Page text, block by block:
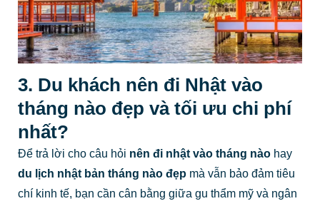
3. Du khách nên đi Nhật vào
tháng nào đẹp và tối ưu chi phí
nhất?
Để trả lời cho câu hỏi nên đi nhật vào tháng nàohay
du lịch nhật bản tháng nào đẹpmà vẫn bảo đảm tiêu
chí kinh tế, bạn cần cân bằng giữa gu thẩm mỹ và ngân